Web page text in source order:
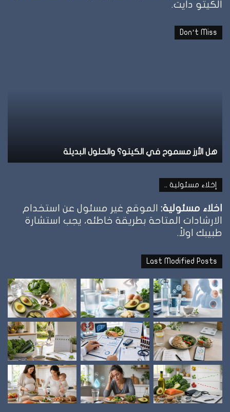
الكيتو دايت.
Don’t Miss
هل الأرز مسموح في الكيتو؟ والحلول البديلة
إخلاء مسئولية ..
اخلاء مسئولية: الموقع غير مسئول عن استخدام
الارشادات المتاحة بطريقة خاطئه، يجب استشارة
طبيبك اولاً.
Last Modified Posts